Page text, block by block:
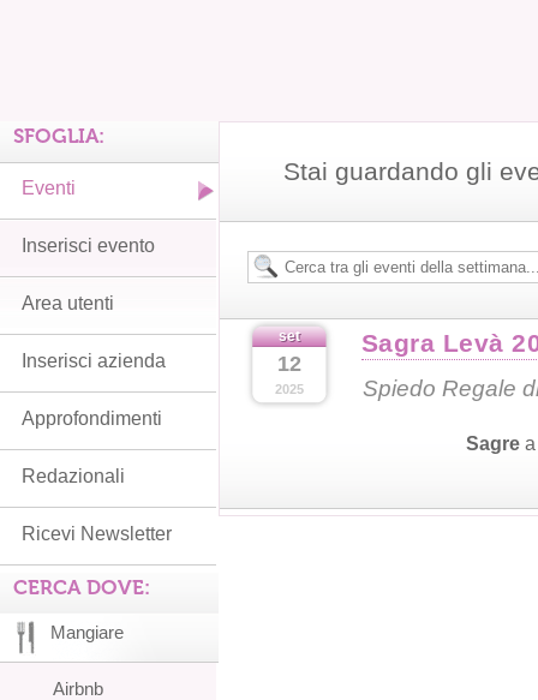
Stai guardando gli
set
12
2025
Sagra Levà
Spiedo Regale
Sagre
SFOGLIA:
Eventi
Inserisci evento
Area utenti
Inserisci azienda
Approfondimenti
Redazionali
Ricevi Newsletter
CERCA DOVE:
Mangiare
Airbnb